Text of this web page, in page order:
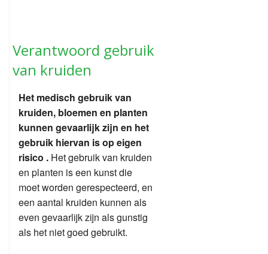
Verantwoord gebruik
van kruiden
Het medisch gebruik van
kruiden, bloemen en planten
kunnen gevaarlijk zijn en het
gebruik hiervan is op eigen
risico . Het gebruik van kruiden
en planten is een kunst die
moet worden gerespecteerd, en
een aantal kruiden kunnen als
even gevaarlijk zijn als gunstig
als het niet goed gebruikt.